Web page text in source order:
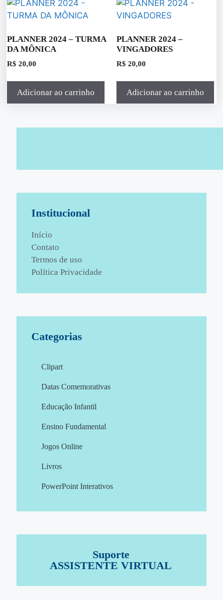
PLANNER 2024 – TURMA
DA MÔNICA
R$ 20,00
Adicionar ao carrinho
PLANNER 2024 –
VINGADORES
R$ 20,00
Adicionar ao carrinho
Institucional
Início
Contato
Termos de uso
Política Privacidade
Categorias
Clipart
Datas Comemorativas
Educação Infantil
Ensino Fundamental
Jogos Online
Livros
PowerPoint Interativos
Suporte
ASSISTENTE VIRTUAL